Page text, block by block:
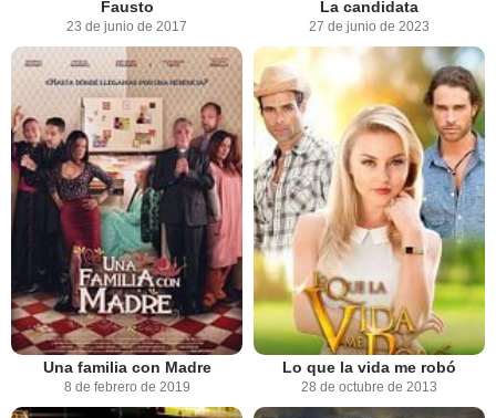
Fausto
23 de junio de 2017
La candidata
27 de junio de 2023
Una familia con Madre
8 de febrero de 2019
Lo que la vida me robó
28 de octubre de 2013